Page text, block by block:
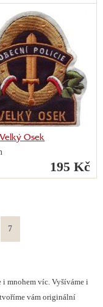
Osek
195 Kč
7
mnohem víc. Vyšíváme i
vám originální